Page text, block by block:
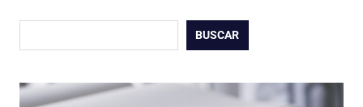
BUSCAR